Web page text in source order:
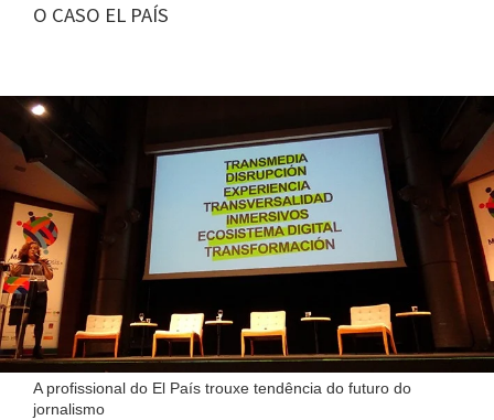
O CASO EL PAÍS
A profissional do El País trouxe tendência do futuro do
jornalismo